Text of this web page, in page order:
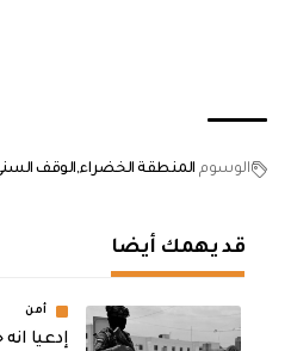
الوسوم المنطقة الخضراء الوقف
قد يهمك أيضا
أمن
إدعيا